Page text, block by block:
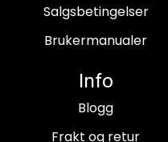
Salgsbetingelser
Brukermanualer
Info
Blogg
Frakt og retur